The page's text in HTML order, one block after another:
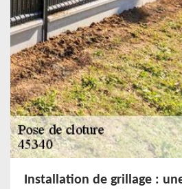
Installation de grillage :